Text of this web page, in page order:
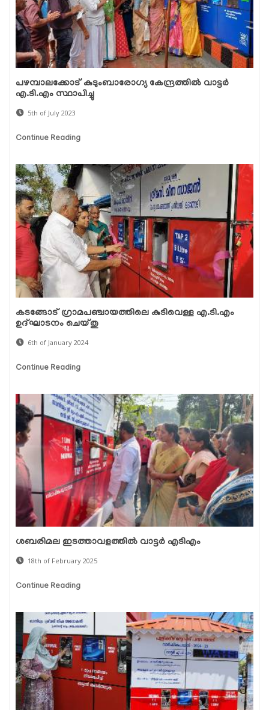
പഴമ്പാലക്കോട് കുടുംബാരോഗ്യ കേന്ദ്രത്തില്‍ വാട്ടര്‍
എ.ടി.എം സ്ഥാപിച്ചു
5th of July 2023
Continue Reading
കടങ്ങോട് ഗ്രാമപഞ്ചായത്തിലെ കുടിവെള്ള എ.ടി.എം
ഉദ്ഘാടനം ചെയ്തു
6th of January 2024
Continue Reading
ശബരിമല ഇടത്താവളത്തില്‍ വാട്ടര്‍ എടിഎം
18th of February 2025
Continue Reading